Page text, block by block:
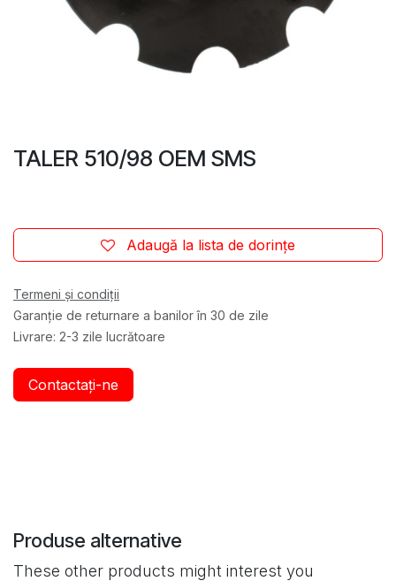
TALER 510/98 OEM SMS
Adaugă la lista de dorințe
Termeni și condiții
Garanție de returnare a banilor în 30 de zile
Livrare: 2-3 zile lucrătoare
Contactați-ne
Produse alternative
These other products might interest you